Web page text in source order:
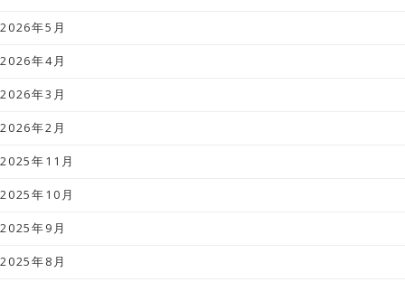
2026年5月
2026年4月
2026年3月
2026年2月
2025年11月
2025年10月
2025年9月
2025年8月